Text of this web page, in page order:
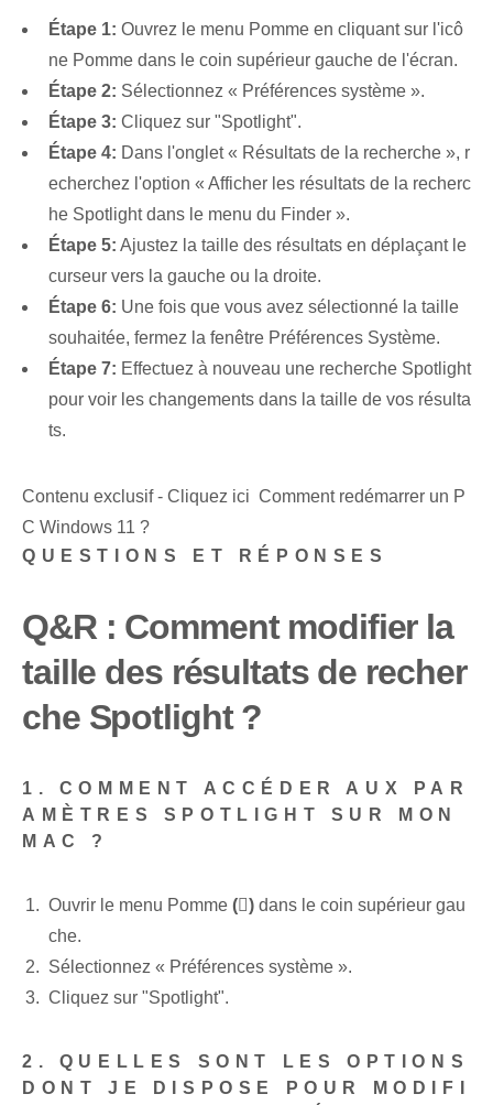
Étape 1: Ouvrez le menu Pomme en cliquant sur l'icô
ne Pomme dans le coin supérieur gauche de l'écran.
Étape 2: Sélectionnez « Préférences système ».
Étape 3: Cliquez sur "Spotlight".
Étape 4: Dans l'onglet « Résultats de la recherche », r
echerchez l'option « Afficher les résultats de la recherc
he Spotlight dans le menu du Finder ».
Étape 5: Ajustez la taille des résultats en déplaçant le
curseur vers la gauche ou la droite.
Étape 6: Une fois que vous avez sélectionné la taille
souhaitée, fermez la fenêtre Préférences Système.
Étape 7: Effectuez à nouveau une recherche Spotlight
pour voir les changements dans la taille de vos résulta
ts.
Contenu exclusif - Cliquez ici Comment redémarrer un P
C Windows 11 ?
QUESTIONS ET RÉPONSES
Q&R : Comment modifier la
taille des résultats de recher
che Spotlight ?
1. COMMENT ACCÉDER AUX PAR
AMÈTRES SPOTLIGHT SUR MON
MAC ?
Ouvrir le menu Pomme () dans le coin supérieur gau
che.
Sélectionnez « Préférences système ».
Cliquez sur "Spotlight".
2. QUELLES SONT LES OPTIONS
DONT JE DISPOSE POUR MODIFI